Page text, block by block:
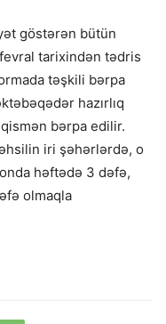
göstərən bütün
tarixindən tədris
təşkili bərpa
hazırlıq
bərpa edilir.
iri şəhərlərdə, o
həftədə 3 dəfə,
olmaqla